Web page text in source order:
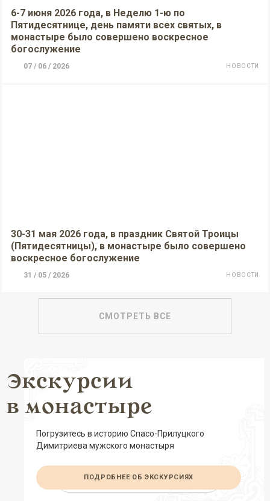
6-7 июня 2026 года, в Неделю 1-ю по
Пятидесятнице, день памяти всех святых, в
монастыре было совершено воскресное
богослужение
07 / 06 / 2026 НОВОСТИ
30-31 мая 2026 года, в праздник Святой Троицы
(Пятидесятницы), в монастыре было совершено
воскресное богослужение
31 / 05 / 2026 НОВОСТИ
СМОТРЕТЬ ВСЕ
Экскурсии
в монастыре
Погрузитесь в историю Спасо-Прилуцкого
Димитриева мужского монастыря
ПОДРОБНЕЕ ОБ ЭКСКУРСИЯХ